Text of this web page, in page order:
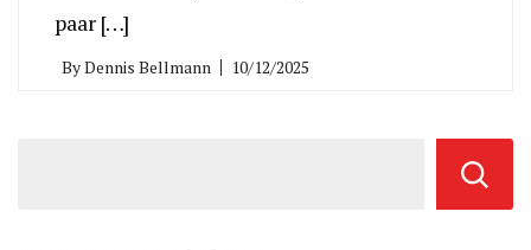
paar […]
ByDennis Bellmann 10/12/2025